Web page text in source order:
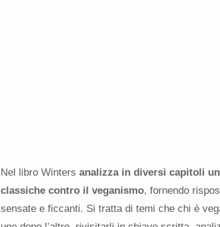
Nel libro Winters analizza in diversi capitoli
classiche contro il veganismo, fornendo
sensate e ficcanti. Si tratta di temi che chi è